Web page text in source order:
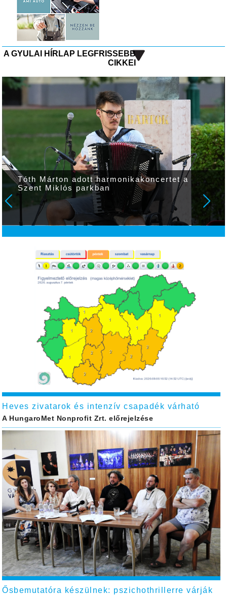
A GYULAI HÍRLAP LEGFRISSEBB
CIKKEI
Tóth Márton adott harmonikakoncertet a
Szent Miklós parkban
Heves zivatarok és intenzív csapadék várható
A HungaroMet Nonprofit Zrt. előrejelzése
Ősbemutatóra készülnek: pszichothrillerre várják